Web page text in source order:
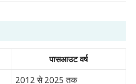
पासआउट वर्ष
2012 से 2025 तक